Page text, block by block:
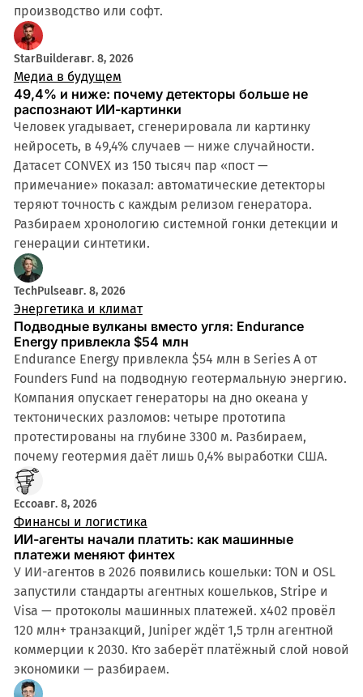
производство или софт.
StarBuilderавг. 8, 2026
Медиа в будущем
49,4% и ниже: почему детекторы больше не
распознают ИИ-картинки
Человек угадывает, сгенерировала ли картинку
нейросеть, в 49,4% случаев — ниже случайности.
Датасет CONVEX из 150 тысяч пар «пост —
примечание» показал: автоматические детекторы
теряют точность с каждым релизом генератора.
Разбираем хронологию системной гонки детекции и
генерации синтетики.
TechPulseавг. 8, 2026
Энергетика и климат
Подводные вулканы вместо угля: Endurance
Energy привлекла $54 млн
Endurance Energy привлекла $54 млн в Series A от
Founders Fund на подводную геотермальную энергию.
Компания опускает генераторы на дно океана у
тектонических разломов: четыре прототипа
протестированы на глубине 3300 м. Разбираем,
почему геотермия даёт лишь 0,4% выработки США.
Eccoавг. 8, 2026
Финансы и логистика
ИИ-агенты начали платить: как машинные
платежи меняют финтех
У ИИ-агентов в 2026 появились кошельки: TON и OSL
запустили стандарты агентных кошельков, Stripe и
Visa — протоколы машинных платежей. x402 провёл
120 млн+ транзакций, Juniper ждёт 1,5 трлн агентной
коммерции к 2030. Кто заберёт платёжный слой новой
экономики — разбираем.